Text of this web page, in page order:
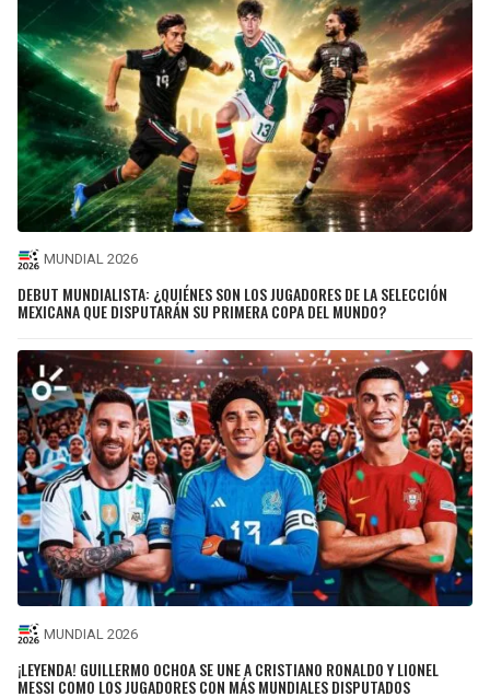
MUNDIAL 2026
DEBUT MUNDIALISTA: ¿QUIÉNES SON LOS JUGADORES DE LA SELECCIÓN
MEXICANA QUE DISPUTARÁN SU PRIMERA COPA DEL MUNDO?
MUNDIAL 2026
¡LEYENDA! GUILLERMO OCHOA SE UNE A CRISTIANO RONALDO Y LIONEL
MESSI COMO LOS JUGADORES CON MÁS MUNDIALES DISPUTADOS